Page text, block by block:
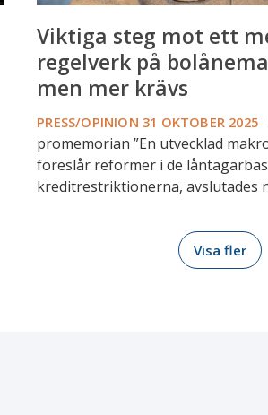
mer
krävs
Viktiga steg mot ett
regelverk på
men mer krävs
PRESS/OPINION 31 OKTOBER 2025
promemorian ”En utvecklad
föreslår reformer i de
kreditrestriktionerna, avslutades
Visa fler